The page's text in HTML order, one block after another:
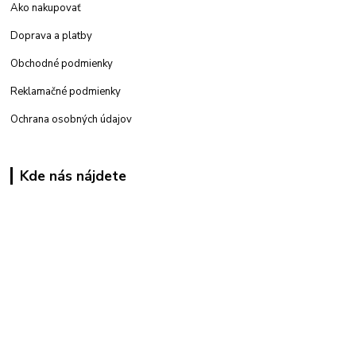
Ako nakupovať
Doprava a platby
Obchodné podmienky
Reklamačné podmienky
Ochrana osobných údajov
Kde nás nájdete